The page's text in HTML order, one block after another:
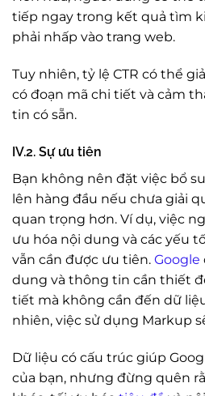
tiếp ngay trong kết quả tìm
phải nhấp vào trang web.
Tuy nhiên, tỷ lệ CTR có thể
có đoạn mã chi tiết và cảm
tin có sẵn.
IV.2. Sự ưu tiên
Bạn không nên đặt việc bổ
lên hàng đầu nếu chưa giải
quan trọng hơn. Ví dụ, việc
ưu hóa nội dung và các yếu
vẫn cần được ưu tiên. Google
dung và thông tin cần thiết
tiết mà không cần đến dữ
nhiên, việc sử dụng Markup
Dữ liệu có cấu trúc giúp
của bạn, nhưng đừng quên